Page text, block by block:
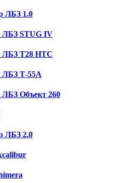
ЛБЗ 1.0
ЛБЗ STUG IV
ЛБЗ T28 HTC
ЛБЗ Т-55А
Объект 260
ЛБЗ 2.0